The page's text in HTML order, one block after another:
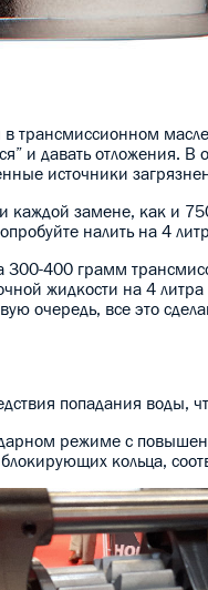
трансмиссионном
и давать отложения.
источники
каждой замене, как и
налить на 4
300-400 грамм
жидкости на 4
очередь, все это
попадания воды,
режиме с
кольца,